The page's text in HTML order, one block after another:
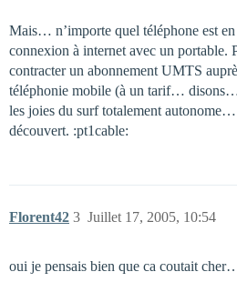
Mais… n’importe quel téléphone est en
connexion à internet avec un portable.
contracter un abonnement UMTS
téléphonie mobile (à un tarif…
les joies du surf totalement
découvert. :pt1cable:
Florent42 Juillet 17, 2005, 10:54
3
oui je pensais bien que ca coutait